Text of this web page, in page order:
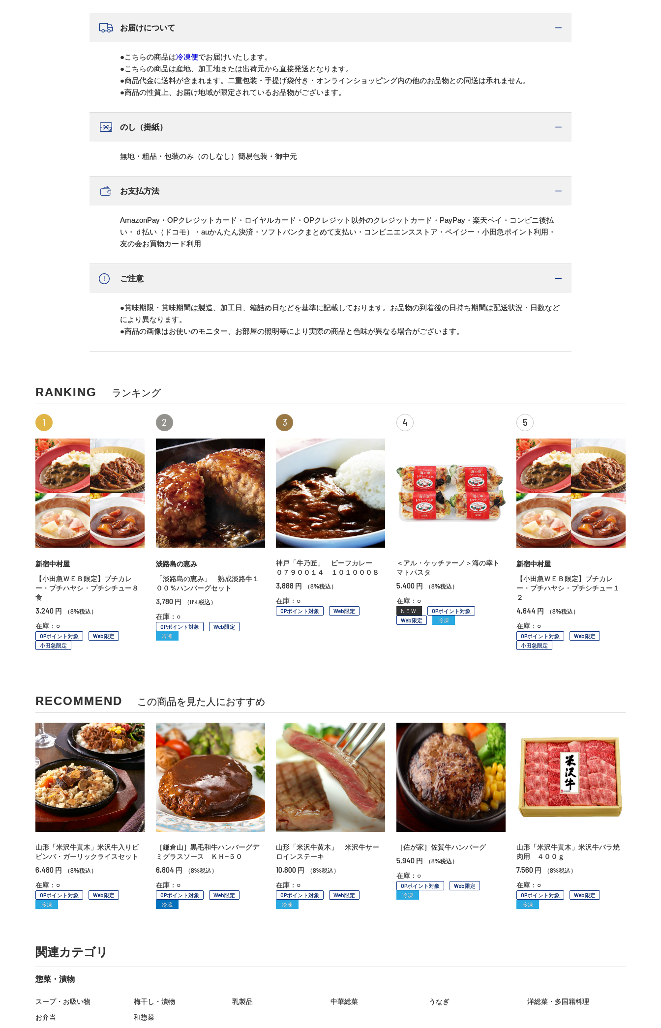
お届けについて
●こちらの商品は冷凍便でお届けいたします。
●こちらの商品は産地、加工地または出荷元から直接発送となります。
●商品代金に送料が含まれます。二重包装・手提げ袋付き・オンラインショッピング内の他のお品物との同送は承れません。
●商品の性質上、お届け地域が限定されているお品物がございます。
のし（掛紙）
無地・粗品・包装のみ（のしなし）簡易包装・御中元
お支払方法
AmazonPay・OPクレジットカード・ロイヤルカード・OPクレジット以外のクレジットカード・PayPay・楽天ペイ・コンビニ後払
い・ｄ払い（ドコモ）・auかんたん決済・ソフトバンクまとめて支払い・コンビニエンスストア・ペイジー・小田急ポイント利用・
友の会お買物カード利用
ご注意
●賞味期限・賞味期間は製造、加工日、箱詰め日などを基準に記載しております。お品物の到着後の日持ち期間は配送状況・日数など
により異なります。
●商品の画像はお使いのモニター、お部屋の照明等により実際の商品と色味が異なる場合がございます。
RANKING ランキング
1
新宿中村屋
【小田急ＷＥＢ限定】プチカレ
ー・プチハヤシ・プチシチュー８
食
3,240 円 （8%税込）
在庫：○
OPポイント対象
Web限定
小田急限定
2
淡路島の恵み
「淡路島の恵み」 熟成淡路牛１
００％ハンバーグセット
3,780 円 （8%税込）
在庫：○
OPポイント対象
Web限定
冷凍
3
神戸「牛乃匠」 ビーフカレー
０７９００１４ １０１０００８
3,888 円 （8%税込）
在庫：○
OPポイント対象 Web限定
4
＜アル・ケッチァーノ＞海の幸ト
マトパスタ
5,400 円 （8%税込）
在庫：○
NEW
OPポイント対象
Web限定
冷凍
5
新宿中村屋
【小田急ＷＥＢ限定】プチカレ
ー・プチハヤシ・プチシチュー１
２
4,644 円 （8%税込）
在庫：○
OPポイント対象
Web限定
小田急限定
RECOMMEND この商品を見た人におすすめ
山形「米沢牛黄木」米沢牛入りビ
ビンバ・ガーリックライスセット
6,480 円 （8%税込）
在庫：○
OPポイント対象
Web限定
冷凍
［鎌倉山］黒毛和牛ハンバーグデ
ミグラスソース ＫＨ−５０
6,804 円 （8%税込）
在庫：○
OPポイント対象
Web限定
冷蔵
山形「米沢牛黄木」 米沢牛サー
ロインステーキ
10,800 円 （8%税込）
在庫：○
OPポイント対象
Web限定
冷凍
［佐が家］佐賀牛ハンバーグ
5,940 円 （8%税込）
在庫：○
OPポイント対象
Web限定
冷凍
山形「米沢牛黄木」米沢牛バラ焼
肉用 ４００ｇ
7,560 円 （8%税込）
在庫：○
OPポイント対象
Web限定
冷凍
関連カテゴリ
惣菜・漬物
スープ・お吸い物 梅干し・漬物 乳製品 中華総菜 うなぎ
洋総菜・多国籍料理
お弁当
和惣菜